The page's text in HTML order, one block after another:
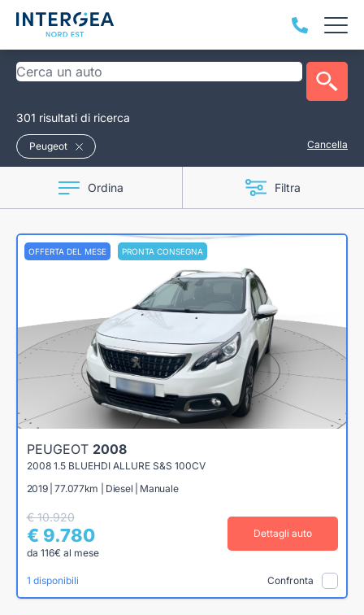
301 risultati di ricerca
Peugeot Cancella
Ordina Filtra
OFFERTA DEL MESE PRONTA CONSEGNA
PEUGEOT 2008
2008 1.5 BLUEHDI ALLURE S&S 100CV
2019 | 77.077km | Diesel | Manuale
€ 10.920
€ 9.780
da 116€ al mese
Dettagli auto
1 disponibili Confronta